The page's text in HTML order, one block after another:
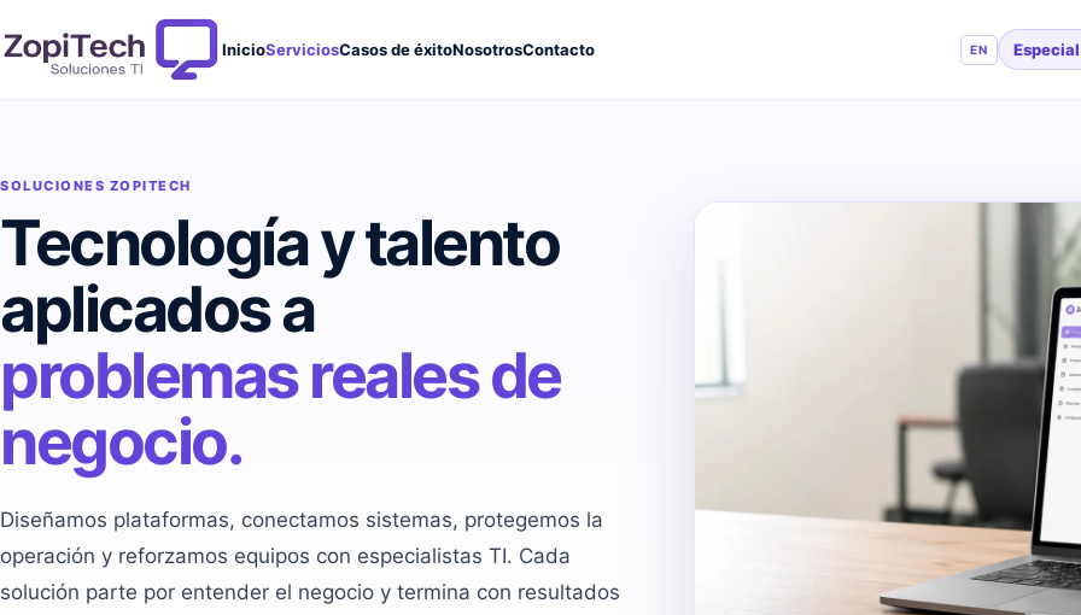
InicioServiciosCasos de éxitoNosotrosContacto EN
SOLUCIONES ZOPITECH
Tecnología y talento
aplicados a
problemas reales de
negocio.
Diseñamos plataformas, conectamos sistemas, protegemos la
operación y reforzamos equipos con especialistas TI. Cada
solución parte por entender el negocio y termina con resultados